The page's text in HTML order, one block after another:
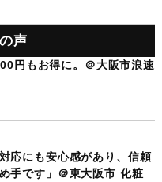
声
円もお得に。＠大阪市浪速
応にも安心感があり、信頼
手です」＠東大阪市 化粧